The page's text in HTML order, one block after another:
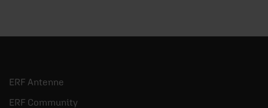
ERF Antenne
ERF Community